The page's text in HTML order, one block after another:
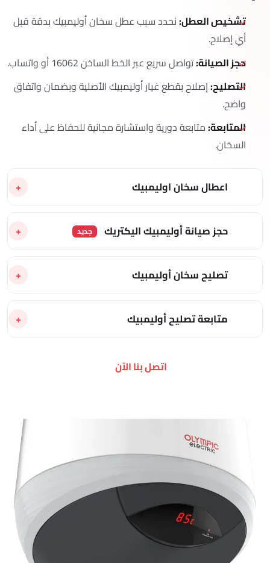
تشخيص العطل:نحدد سبب عطل سخان أوليمبيك بدقة قبل
أي إصلاح.
حجز الصيانة:تواصل سريع عبر الخط الساخن 16062 أو واتساب.
التصليح:إصلاح بقطع غيار أوليمبيك الأصلية وبضمان واتفاق
واضح.
المتابعة:متابعة دورية واستشارة مجانية للحفاظ على أداء
السخان.
اعطال سخان اوليمبيك
حجز صيانة أوليمبيك اليكتريك جديد
تصليح سخان أوليمبيك
متابعة تصليح أوليمبيك
اتصل بنا الآن